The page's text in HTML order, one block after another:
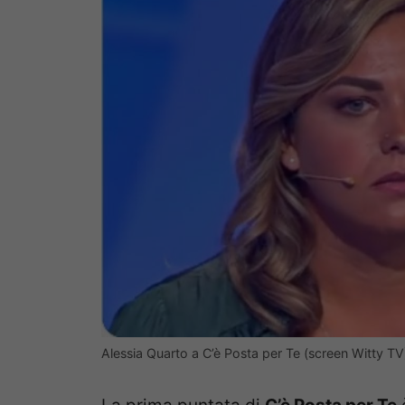
Alessia Quarto a C’è Posta per Te (screen Witty